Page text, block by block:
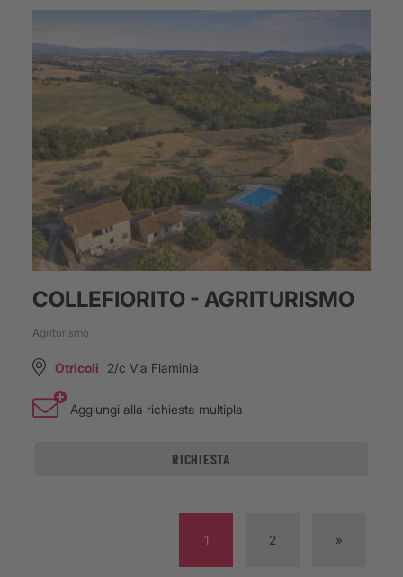
COLLEFIORITO - AGRITURISMO
Agriturismo
Otricoli 2/c Via Flaminia
Aggiungi alla richiesta multipla
RICHIESTA
1 2 »